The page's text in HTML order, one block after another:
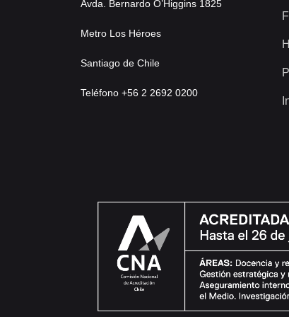
Avda. Bernardo O’Higgins 1825
Metro Los Héroes
Santiago de Chile
Teléfono +56 2 2692 0200